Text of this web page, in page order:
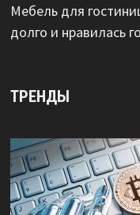
Мебель для
долго и нравилась
ТРЕНДЫ